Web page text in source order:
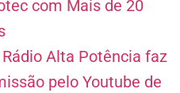
com Mais de 20
Alta Potência faz
pelo Youtube de